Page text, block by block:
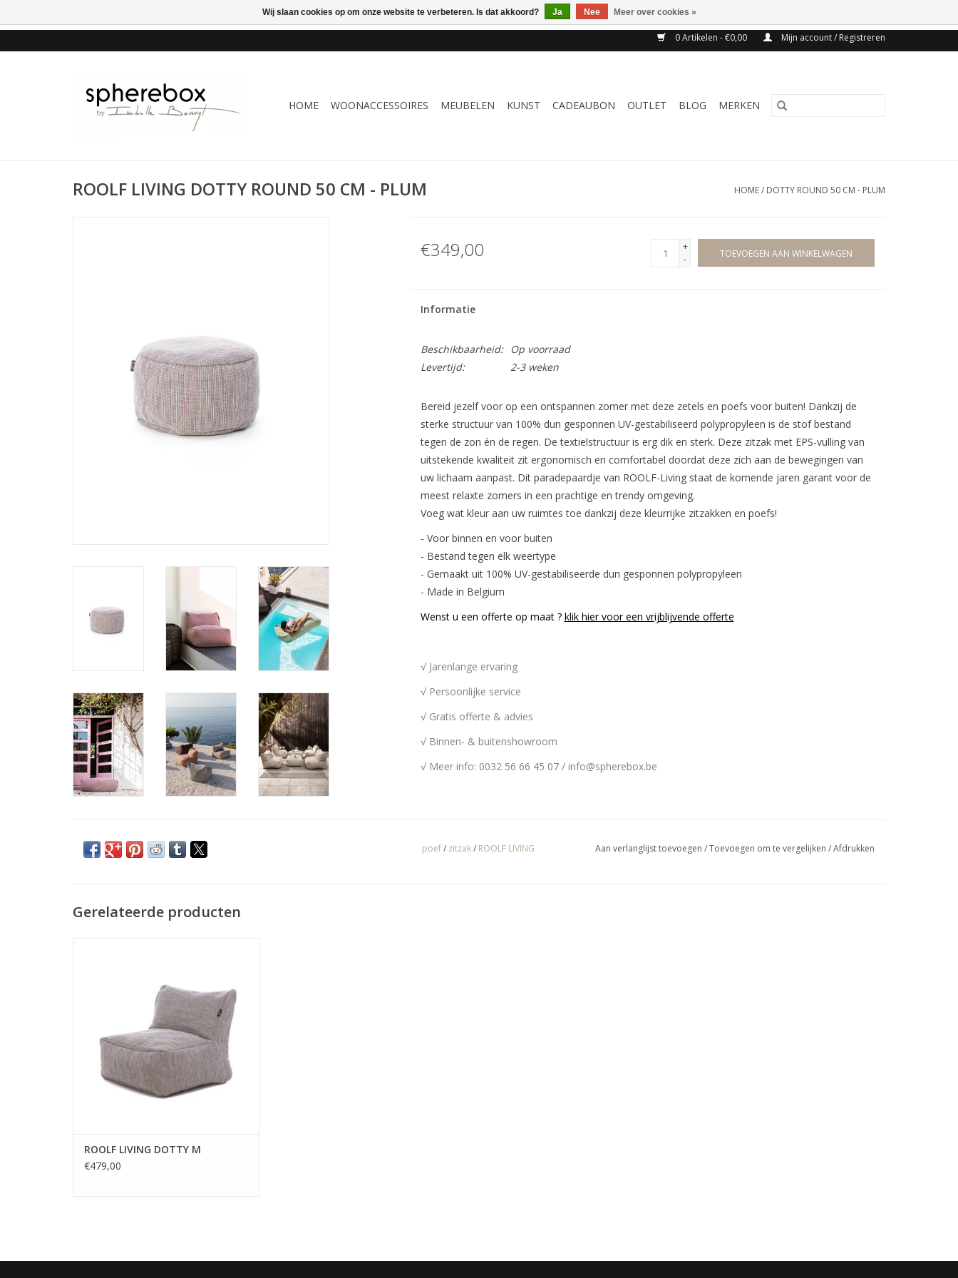
0 Artikelen - €0,00 Mijn account / Registreren
HOME WOONACCESSOIRES MEUBELEN KUNST CADEAUBON OUTLET BLOG MERKEN
ROOLF LIVING DOTTY ROUND 50 CM - PLUM HOME/ DOTTY ROUND 50 CM - PLUM
€349,00
+
-
TOEVOEGEN AAN WINKELWAGEN
Informatie
Beschikbaarheid:
Op voorraad
Levertijd:
2-3 weken
Bereid jezelf voor op een ontspannen zomer met deze zetels en poefs voor buiten! Dankzij de
sterke structuur van 100% dun gesponnen UV-gestabiliseerd polypropyleen is de stof bestand
tegen de zon én de regen. De textielstructuur is erg dik en sterk. Deze zitzak met EPS-vulling van
uitstekende kwaliteit zit ergonomisch en comfortabel doordat deze zich aan de bewegingen van
uw lichaam aanpast. Dit paradepaardje van ROOLF-Living staat de komende jaren garant voor de
meest relaxte zomers in een prachtige en trendy omgeving.
Voeg wat kleur aan uw ruimtes toe dankzij deze kleurrijke zitzakken en poefs!
- Voor binnen en voor buiten
- Bestand tegen elk weertype
- Gemaakt uit 100% UV-gestabiliseerde dun gesponnen polypropyleen
- Made in Belgium
Wenst u een offerte op maat ? klik hier voor een vrijblijvende offerte
√ Jarenlange ervaring
√ Persoonlijke service
√ Gratis offerte & advies
√ Binnen- & buitenshowroom
√ Meer info: 0032 56 66 45 07 / info@spherebox.be
poef/ zitzak/ ROOLF LIVING Aan verlanglijst toevoegen /Toevoegen om te vergelijken /Afdrukken
Gerelateerde producten
100% dun gesponnen UV-gestabiliseerd
polypropyleen is de stof bestand tegen de
zon én de regen. De textielstructuur is erg
dik en sterk. Deze
TOEVOEGEN AAN WINKELWAGEN
ROOLF LIVING DOTTY M
€479,00
Wij slaan cookies op om onze website te verbeteren. Is dat akkoord? Ja Nee Meer over cookies »
ONLINE WINKEL VOOR WOONACCESSOIRES, MEUBELEN & KUNST – GRATIS VERZENDING BELGIE VANAF 75€